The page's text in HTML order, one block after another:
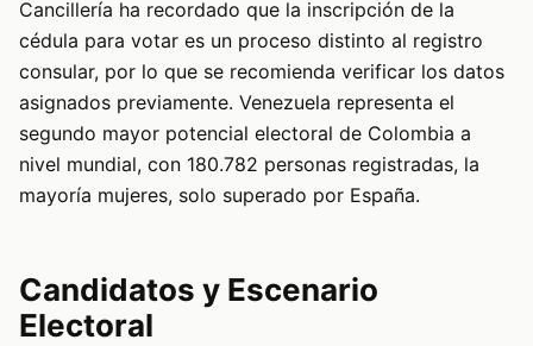
Cancillería ha recordado que la inscripción de la
cédula para votar es un proceso distinto al registro
consular, por lo que se recomienda verificar los datos
asignados previamente. Venezuela representa el
segundo mayor potencial electoral de Colombia a
nivel mundial, con 180.782 personas registradas, la
mayoría mujeres, solo superado por España.
Candidatos y Escenario
Electoral